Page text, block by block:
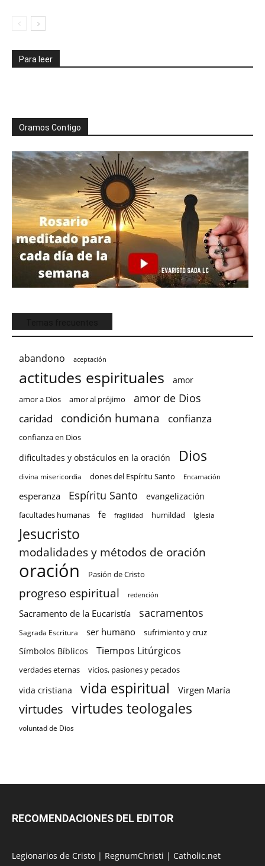
Para leer
Oramos Contigo
abandono aceptación
actitudes espirituales amor
amor a Dios amor al prójimo amor de Dios
caridad condición humana confianza
confianza en Dios
dificultades y obstáculos en la oración Dios
divina misericordia dones del Espíritu Santo Encarnación
esperanza Espíritu Santo evangelización
facultades humanas fe fragilidad humildad Iglesia
Jesucristo
modalidades y métodos de oración
oración Pasión de Cristo
progreso espiritual redención
Sacramento de la Eucaristía sacramentos
Sagrada Escritura ser humano sufrimiento y cruz
Símbolos Bíblicos Tiempos Litúrgicos
verdades eternas vicios, pasiones y pecados
vida cristiana vida espiritual Virgen María
virtudes virtudes teologales
voluntad de Dios
RECOMENDACIONES DEL EDITOR
Legionarios de Cristo | RegnumChristi | Catholic.net